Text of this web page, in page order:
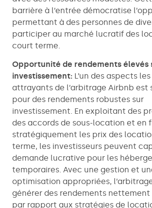
barrière à l’entrée démocratise
permettant à des personnes de
participer au marché lucratif des
court terme.
Opportunité de rendements élevés
investissement: L’un des aspects
attrayants de l’arbitrage Airbnb est
pour des rendements robustes sur
investissement. En exploitant des
des accords de sous-location et en
stratégiquement les prix des
terme, les investisseurs peuvent
demande lucrative pour les
temporaires. Avec une gestion et
optimisation appropriées,
générer des rendements nettement
par rapport aux stratégies de